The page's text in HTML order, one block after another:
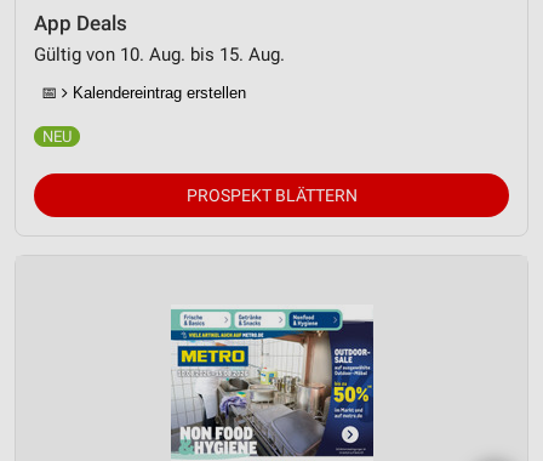
App Deals
Gültig von 10. Aug. bis 15. Aug.
📅 Kalendereintrag erstellen
PROSPEKT BLÄTTERN